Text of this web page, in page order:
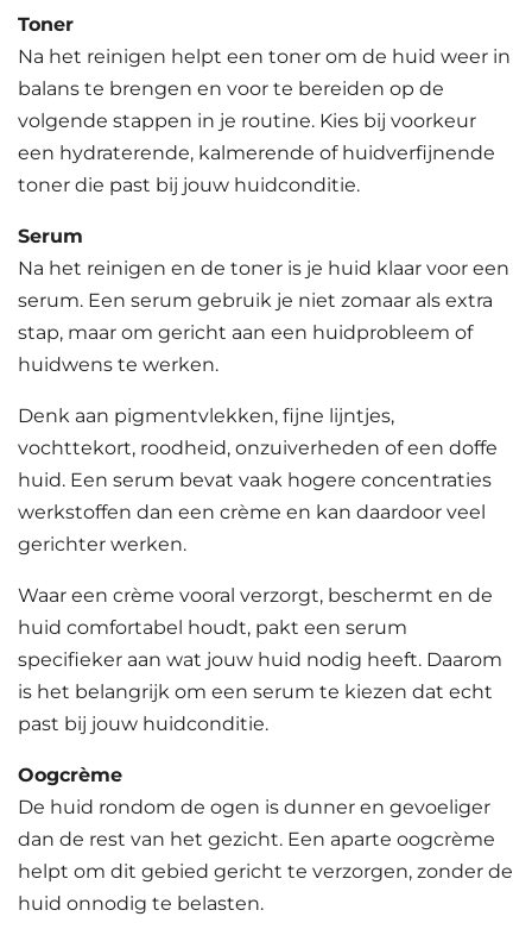
Toner
Na het reinigen helpt een toner om de huid weer in
balans te brengen en voor te bereiden op de
volgende stappen in je routine. Kies bij voorkeur
een hydraterende, kalmerende of huidverfijnende
toner die past bij jouw huidconditie.
Serum
Na het reinigen en de toner is je huid klaar voor een
serum. Een serum gebruik je niet zomaar als extra
stap, maar om gericht aan een huidprobleem of
huidwens te werken.
Denk aan pigmentvlekken, fijne lijntjes,
vochttekort, roodheid, onzuiverheden of een doffe
huid. Een serum bevat vaak hogere concentraties
werkstoffen dan een crème en kan daardoor veel
gerichter werken.
Waar een crème vooral verzorgt, beschermt en de
huid comfortabel houdt, pakt een serum
specifieker aan wat jouw huid nodig heeft. Daarom
is het belangrijk om een serum te kiezen dat echt
past bij jouw huidconditie.
Oogcrème
De huid rondom de ogen is dunner en gevoeliger
dan de rest van het gezicht. Een aparte oogcrème
helpt om dit gebied gericht te verzorgen, zonder de
huid onnodig te belasten.